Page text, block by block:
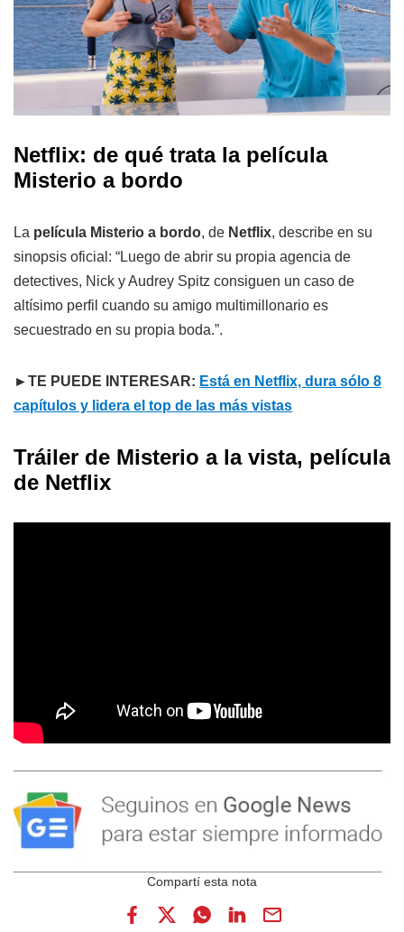
Netflix: de qué trata la película
Misterio a bordo
La película Misterio a bordo, de Netflix, describe en su
sinopsis oficial: “Luego de abrir su propia agencia de
detectives, Nick y Audrey Spitz consiguen un caso de
altísimo perfil cuando su amigo multimillonario es
secuestrado en su propia boda.”.
►TE PUEDE INTERESAR: Está en Netflix, dura sólo 8
capítulos y lidera el top de las más vistas
Tráiler de Misterio a la vista, película
de Netflix